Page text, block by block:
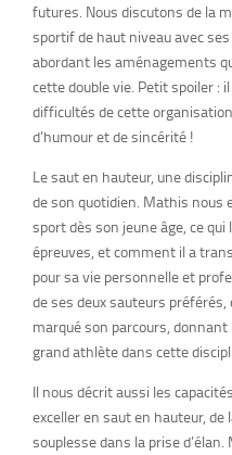
futures. Nous discutons de la
sportif de haut niveau avec
abordant les aménagements
cette double vie. Petit spoiler :
difficultés de cette
d’humour et de sincérité !
Le saut en hauteur, une
de son quotidien. Mathis nous
sport dès son jeune âge, ce
épreuves, et comment il a
pour sa vie personnelle et
de ses deux sauteurs
marqué son parcours, donnant
grand athlète dans cette
Il nous décrit aussi les
exceller en saut en hauteur,
souplesse dans la prise